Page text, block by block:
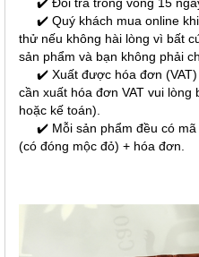
✔️ Quý khách mua online khi
thử nếu không hài lòng vì bất
sản phẩm và bạn không phải
✔️ Xuất được hóa đơn (VAT)
cần xuất hóa đơn VAT vui
hoặc kế toán).
✔️ Mỗi sản phẩm đều có mã
(có đóng mộc đỏ) + hóa đơn.